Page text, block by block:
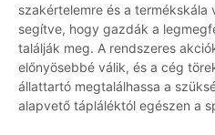
szakértelemre és a termékskála
segítve, hogy gazdák a
találják meg. A rendszeres
előnyösebbé válik, és a cég
állattartó megtalálhassa a
alapvető tápláléktól egészen a